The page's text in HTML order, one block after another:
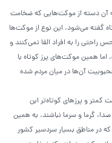
آن دسته از موکت‌هایی که ضخامت
گفته می‌شود. این نوع از موکت‌ها
را به افراد القا نمی‌کنند و
همین موکت‌های پرز کوتاه با
آن‌ها در میان مردم شده
و پرزهای کوتاه‌تر ابن
گرما و سرما نباشند. به همین
در مناطق بسیار سردسیر کشور